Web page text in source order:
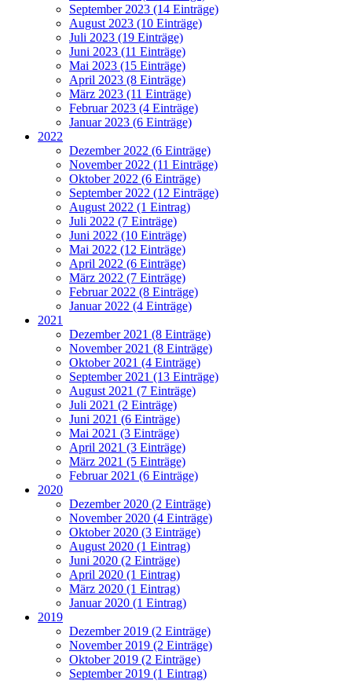
September 2023 (14 Einträge)
August 2023 (10 Einträge)
Juli 2023 (19 Einträge)
Juni 2023 (11 Einträge)
Mai 2023 (15 Einträge)
April 2023 (8 Einträge)
März 2023 (11 Einträge)
Februar 2023 (4 Einträge)
Januar 2023 (6 Einträge)
2022
Dezember 2022 (6 Einträge)
November 2022 (11 Einträge)
Oktober 2022 (6 Einträge)
September 2022 (12 Einträge)
August 2022 (1 Eintrag)
Juli 2022 (7 Einträge)
Juni 2022 (10 Einträge)
Mai 2022 (12 Einträge)
April 2022 (6 Einträge)
März 2022 (7 Einträge)
Februar 2022 (8 Einträge)
Januar 2022 (4 Einträge)
2021
Dezember 2021 (8 Einträge)
November 2021 (8 Einträge)
Oktober 2021 (4 Einträge)
September 2021 (13 Einträge)
August 2021 (7 Einträge)
Juli 2021 (2 Einträge)
Juni 2021 (6 Einträge)
Mai 2021 (3 Einträge)
April 2021 (3 Einträge)
März 2021 (5 Einträge)
Februar 2021 (6 Einträge)
2020
Dezember 2020 (2 Einträge)
November 2020 (4 Einträge)
Oktober 2020 (3 Einträge)
August 2020 (1 Eintrag)
Juni 2020 (2 Einträge)
April 2020 (1 Eintrag)
März 2020 (1 Eintrag)
Januar 2020 (1 Eintrag)
2019
Dezember 2019 (2 Einträge)
November 2019 (2 Einträge)
Oktober 2019 (2 Einträge)
September 2019 (1 Eintrag)